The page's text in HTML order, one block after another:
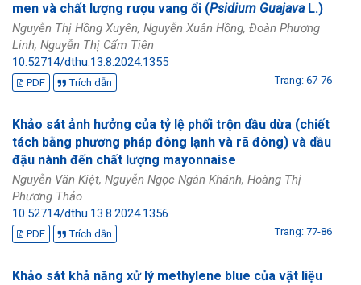
men và chất lượng rượu vang ổi (Psidium GuajavaL.)
Nguyễn Thị Hồng Xuyên, Nguyễn Xuân Hồng, Đoàn Phương
Linh, Nguyễn Thị Cẩm Tiên
10.52714/dthu.13.8.2024.1355
PDF Trích dẫn Trang: 67-76
Khảo sát ảnh hưởng của tỷ lệ phối trộn dầu dừa (chiết
tách bằng phương pháp đông lạnh và rã đông) và dầu
đậu nành đến chất lượng mayonnaise
Nguyễn Văn Kiệt, Nguyễn Ngọc Ngân Khánh, Hoàng Thị
Phương Thảo
10.52714/dthu.13.8.2024.1356
PDF Trích dẫn Trang: 77-86
Khảo sát khả năng xử lý methylene blue của vật liệu